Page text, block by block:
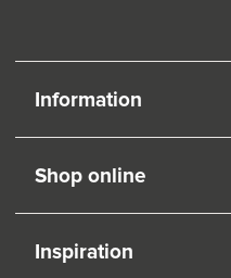
Information
Shop online
Inspiration